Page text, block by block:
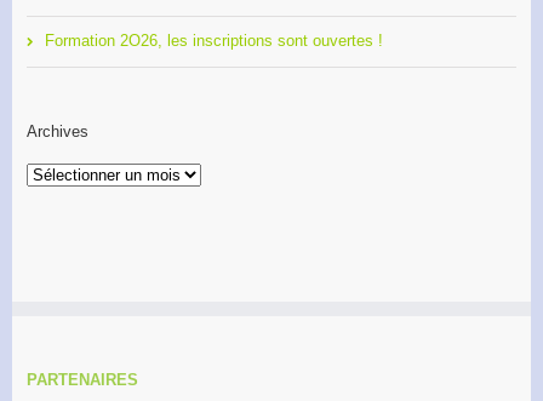
Formation 2O26, les inscriptions sont ouvertes !
Archives
Archives
PARTENAIRES